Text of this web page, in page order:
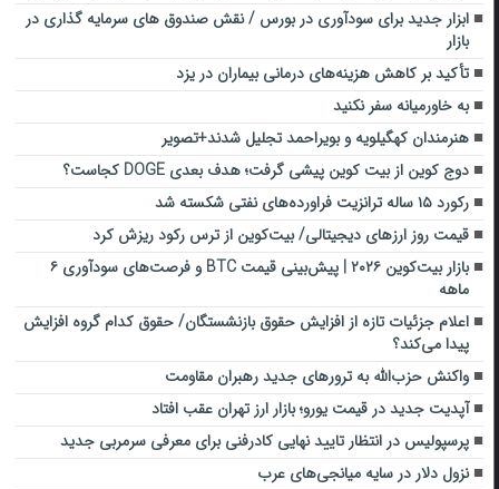
ابزار جدید برای سودآوری در بورس / نقش صندوق های سرمایه گذاری در
بازار
تأکید بر کاهش هزینه‌های درمانی بیماران در یزد
به خاورمیانه سفر نکنید
هنرمندان کهگیلویه و بویراحمد تجلیل شدند+تصویر
دوج کوین از بیت کوین پیشی گرفت؛ هدف بعدی DOGE کجاست؟
رکورد ۱۵ ساله ترانزیت فراورده‌های نفتی شکسته شد
قیمت روز ارزهای دیجیتالی/ بیت‌کوین از ترس رکود ریزش کرد
بازار بیت‌کوین ۲۰۲۶ | پیش‌بینی قیمت BTC و فرصت‌های سودآوری ۶
ماهه
اعلام جزئیات تازه از افزایش حقوق بازنشستگان/ حقوق کدام گروه افزایش
پیدا می‌کند؟
واکنش حزب‌الله به ترورهای جدید رهبران مقاومت
آپدیت جدید در قیمت یورو؛ بازار ارز تهران عقب افتاد
پرسپولیس در انتظار تایید نهایی کادرفنی برای معرفی سرمربی جدید
نزول دلار در سایه میانجی‌های عرب